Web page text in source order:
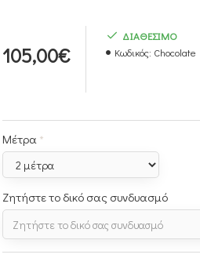
105,00€
ΔΙΑΘΕΣΙΜΟ
Κωδικός: Chocolate
Μέτρα
Ζητήστε το δικό σας συνδυασμό